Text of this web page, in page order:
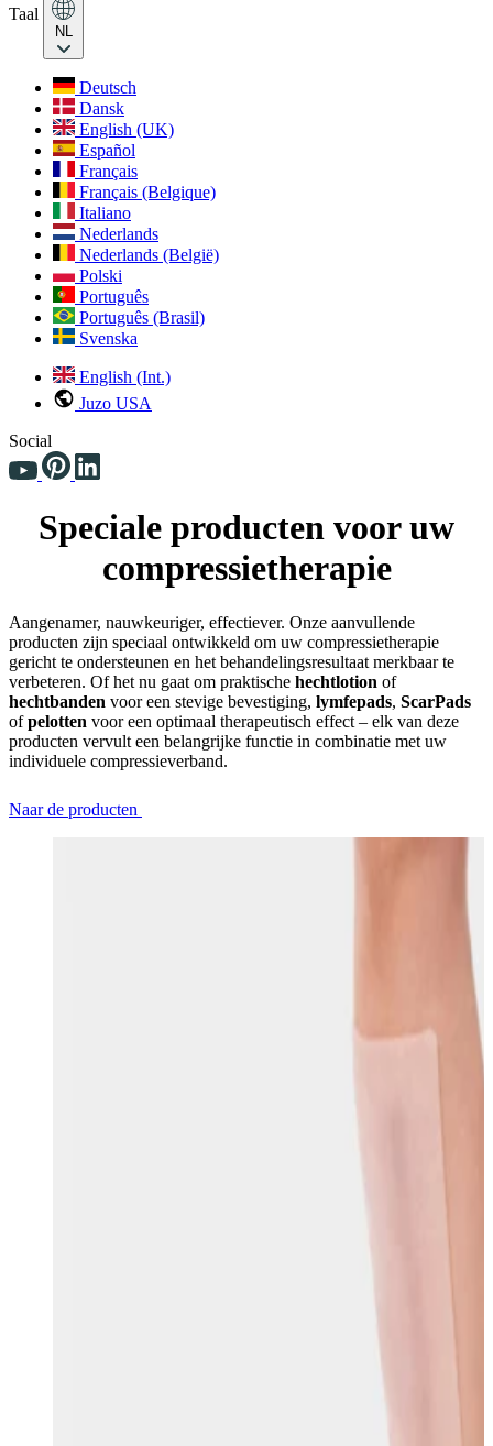
Taal
NL
Deutsch
Dansk
English (UK)
Español
Français
Français (Belgique)
Italiano
Nederlands
Nederlands (België)
Polski
Português
Português (Brasil)
Svenska
English (Int.)
Juzo USA
Social
Speciale producten voor uw
compressietherapie
Aangenamer, nauwkeuriger, effectiever. Onze aanvullende
producten zijn speciaal ontwikkeld om uw compressietherapie
gericht te ondersteunen en het behandelingsresultaat merkbaar te
verbeteren. Of het nu gaat om praktische hechtlotion of
hechtbanden voor een stevige bevestiging, lymfepads, ScarPads
ofpelotten voor een optimaal therapeutisch effect – elk van deze
producten vervult een belangrijke functie in combinatie met uw
individuele compressieverband.
Naar de producten